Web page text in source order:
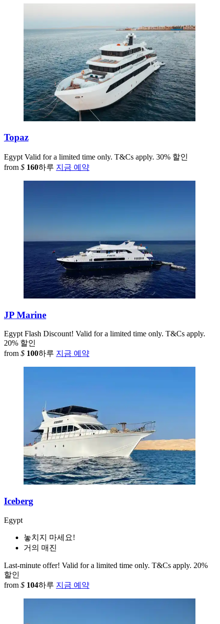
Topaz
Egypt Valid for a limited time only. T&Cs apply. 30% 할인
from $ 160하루 지금 예약
JP Marine
Egypt Flash Discount! Valid for a limited time only. T&Cs apply.
20% 할인
from $ 100하루 지금 예약
Iceberg
Egypt
놓치지 마세요!
거의 매진
Last-minute offer! Valid for a limited time only. T&Cs apply. 20%
할인
from $ 104하루 지금 예약